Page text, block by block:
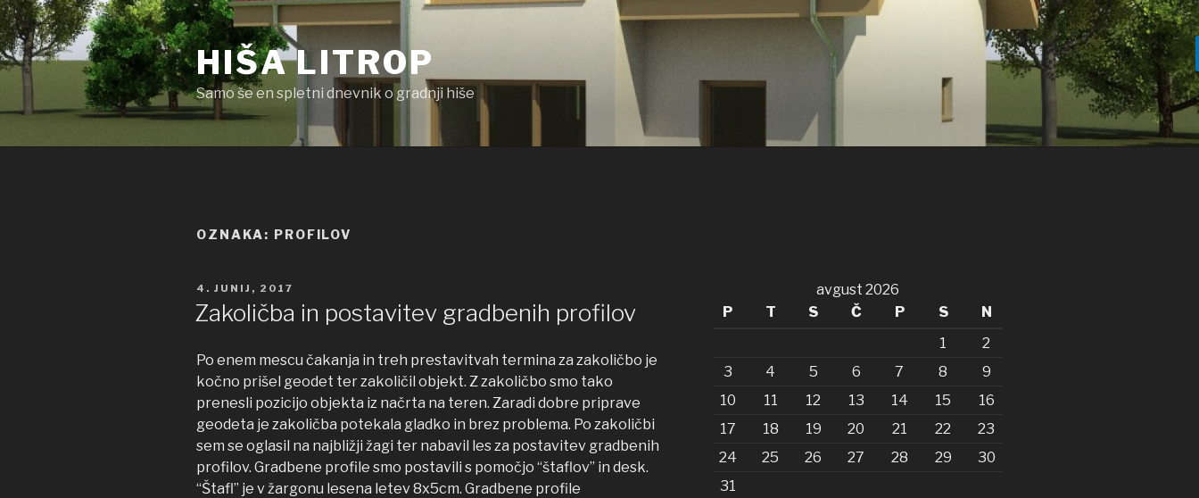
Skoči
na
vsebino
HIŠA LITROP
Samo še en spletni dnevnik o gradnji hiše
OZNAKA: PROFILOV
OBJAVLJENO
DNE
4. JUNIJ, 2017
Zakoličba in postavitev gradbenih profilov
Po enem mescu čakanja in treh prestavitvah termina za zakoličbo je
kočno prišel geodet ter zakoličil objekt. Z zakoličbo smo tako
prenesli pozicijo objekta iz načrta na teren. Zaradi dobre priprave
geodeta je zakoličba potekala gladko in brez problema. Po zakoličbi
sem se oglasil na najbližji žagi ter nabavil les za postavitev gradbenih
profilov. Gradbene profile smo postavili s pomočjo “štaflov” in desk.
“Štafl” je v žargonu lesena letev 8x5cm. Gradbene profile
avgust 2026
P
T S Č P S N
1
2
3
4 5 6 7 8
9
10
11 12 13 14 15
16
17
18 19 20 21 22
23
24
25 26 27 28 29
30
31